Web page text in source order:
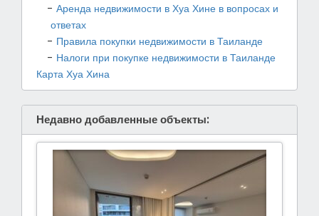
Аренда недвижимости в Хуа Хине в вопросах и
ответах
Правила покупки недвижимости в Таиланде
Налоги при покупке недвижимости в Таиланде
Карта Хуа Хина
Недавно добавленные объекты: